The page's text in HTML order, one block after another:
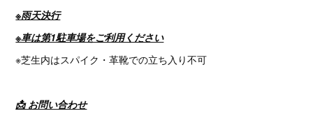
※雨天決行
※車は第1駐車場をご利用ください
※芝生内はスパイク・革靴での立ち入り不可
📩 お問い合わせ